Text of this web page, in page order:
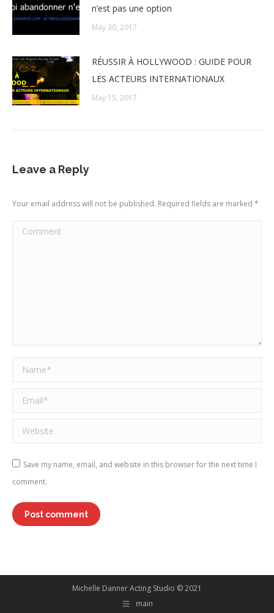
n’est pas une option
May 30, 2017
RÉUSSIR À HOLLYWOOD : GUIDE POUR
LES ACTEURS INTERNATIONAUX
May 15, 2017
Leave a Reply
Your email address will not be published. Required fields are marked *
Comment
Name *
Email *
Website
Save my name, email, and website in this browser for the next time I
comment.
Post comment
Michelle Danner Acting Studio © 2021
main